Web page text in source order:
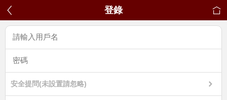
登錄
安全提問(未設置請忽略)